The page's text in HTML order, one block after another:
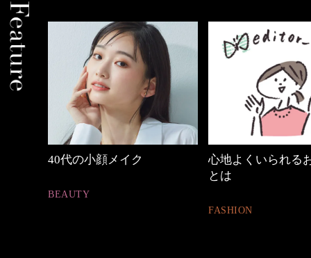
40代の小顔メイク
BEAUTY
心地よくいられる
とは
FASHION